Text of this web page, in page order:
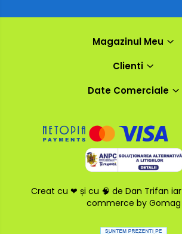
Magazinul Meu
Clienti
Date Comerciale
Creat cu ❤ și cu 🧠 de Dan Trifan iar
commerce by Gomag